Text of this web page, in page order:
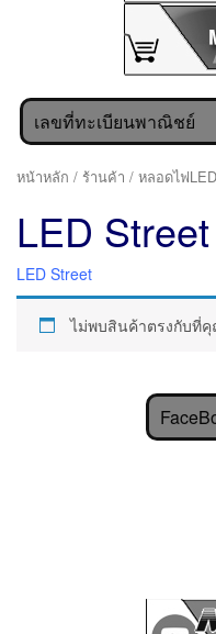
เลขที่ทะเบียนพาณิชย์
หน้าหลัก / ร้านค้า / หลอดไฟLED
LED Street
LED Street
ไม่พบสินค้าตรงกับที่